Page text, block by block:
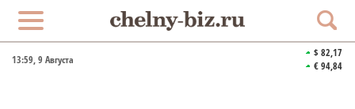
13:59, 9 Августа
$ 82,17
€ 94,84